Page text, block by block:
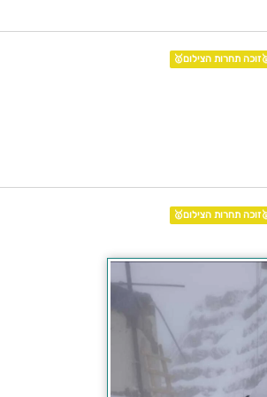
תחרות הצילום🥇
תחרות הצילום🥇